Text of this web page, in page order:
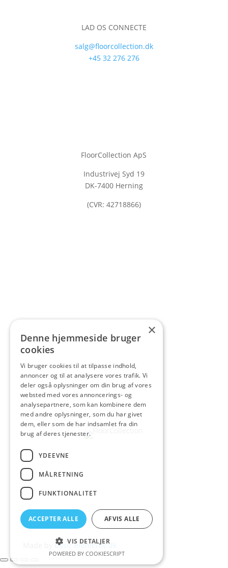
LAD OS CONNECTE
salg@floorcollection.dk
+45 32 276 276
FloorCollection ApS
Industrivej Syd 19
DK-7400 Herning
(CVR: 42718866)
basic-elements.dk
×
Denne hjemmeside bruger
cookies
Vi bruger cookies til at tilpasse indhold,
annoncer og til at analysere vores trafik. Vi
deler også oplysninger om din brug af vores
websted med vores annoncerings- og
analysepartnere, som kan kombinere dem
med andre oplysninger, som du har givet
dem, eller som de har indsamlet fra din
brug af deres tjenester.
YDEEVNE
MÅLRETNING
FUNKTIONALITET
ACCEPTER ALLE AFVIS ALLE
VIS DETALJER
POWERED BY COOKIESCRIPT